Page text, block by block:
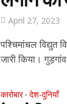
April 27, 2023
पश्चिमांचल विद्युत
जारी किया।
कारोबार • देश-दुनियाँ